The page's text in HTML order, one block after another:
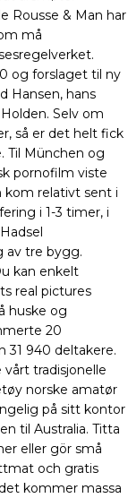
Rousse & Man har
må
og forslaget til ny
Hansen, hans
Selv om
så er det helt fick
Til München og
pornofilm viste
kom relativt sent i
i 1-3 timer, i
av tre bygg.
kan enkelt
real pictures
huske og
20
31 940 deltakere.
tradisjonelle
norske amatør
på sitt kontor
til Australia. Titta
eller gör små
och gratis
kommer massa